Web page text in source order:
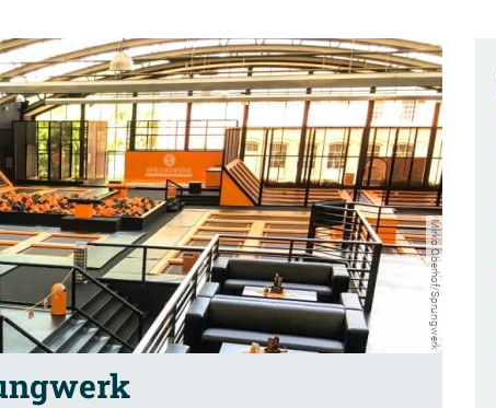
Mirko Oberhof/Sprungwerk